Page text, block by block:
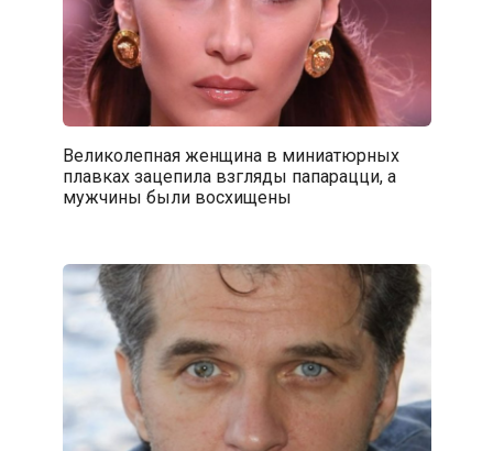
Великолепная женщина в миниатюрных
плавках зацепила взгляды папарацци, а
мужчины были восхищены